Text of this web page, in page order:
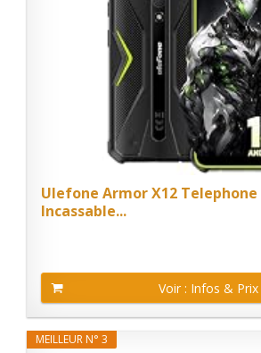
Ulefone Armor X12
Incassable...
Voir : Infos & Prix
MEILLEUR N° 3